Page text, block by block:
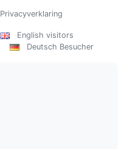
Privacyverklaring
English visitors
Deutsch Besucher